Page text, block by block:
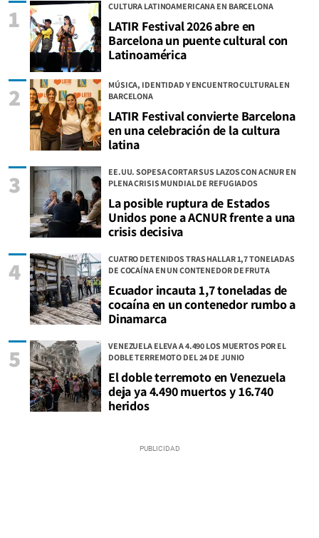
CULTURA LATINOAMERICANA EN BARCELONA
LATIR Festival 2026 abre en
Barcelona un puente cultural con
Latinoamérica
1
MÚSICA, IDENTIDAD Y ENCUENTRO CULTURAL EN
BARCELONA
LATIR Festival convierte Barcelona
en una celebración de la cultura
latina
2
EE.UU. SOPESA CORTAR SUS LAZOS CON ACNUR EN
PLENA CRISIS MUNDIAL DE REFUGIADOS
La posible ruptura de Estados
Unidos pone a ACNUR frente a una
crisis decisiva
3
CUATRO DETENIDOS TRAS HALLAR 1,7 TONELADAS
DE COCAÍNA EN UN CONTENEDOR DE FRUTA
Ecuador incauta 1,7 toneladas de
cocaína en un contenedor rumbo a
Dinamarca
4
VENEZUELA ELEVA A 4.490 LOS MUERTOS POR EL
DOBLE TERREMOTO DEL 24 DE JUNIO
El doble terremoto en Venezuela
deja ya 4.490 muertos y 16.740
heridos
5